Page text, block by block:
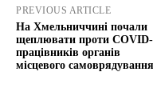
PREVIOUS ARTICLE
На Хмельниччині почали
щеплювати проти
працівників органів
місцевого самоврядування